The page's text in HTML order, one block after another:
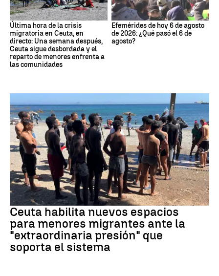
Última hora de la crisis
migratoria en Ceuta, en
directo: Una semana después,
Ceuta sigue desbordada y el
reparto de menores enfrenta a
las comunidades
Efemérides de hoy 6 de agosto
de 2026: ¿Qué pasó el 6 de
agosto?
Crisis migratoria
Ceuta habilita nuevos espacios
para menores migrantes ante la
"extraordinaria presión" que
soporta el sistema